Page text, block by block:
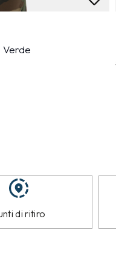
Verde
di ritiro